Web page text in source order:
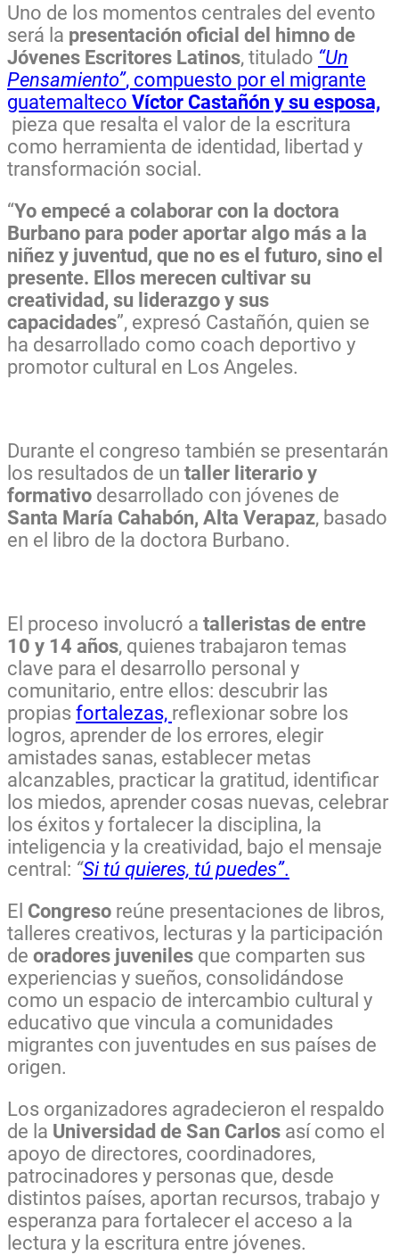
Uno de los momentos centrales del evento
será la presentación oficial del himno de
Jóvenes Escritores Latinos, titulado “Un
Pensamiento”, compuesto por el migrante
guatemalteco Víctor Castañón y su esposa,
pieza que resalta el valor de la escritura
como herramienta de identidad, libertad y
transformación social.
“Yo empecé a colaborar con la doctora
Burbano para poder aportar algo más a la
niñez y juventud, que no es el futuro, sino el
presente. Ellos merecen cultivar su
creatividad, su liderazgo y sus
capacidades”, expresó Castañón, quien se
ha desarrollado como coach deportivo y
promotor cultural en Los Angeles.
Durante el congreso también se presentarán
los resultados de un taller literario y
formativo desarrollado con jóvenes de
Santa María Cahabón, Alta Verapaz, basado
en el libro de la doctora Burbano.
El proceso involucró a talleristas de entre
10 y 14 años, quienes trabajaron temas
clave para el desarrollo personal y
comunitario, entre ellos: descubrir las
propias fortalezas, reflexionar sobre los
logros, aprender de los errores, elegir
amistades sanas, establecer metas
alcanzables, practicar la gratitud, identificar
los miedos, aprender cosas nuevas, celebrar
los éxitos y fortalecer la disciplina, la
inteligencia y la creatividad, bajo el mensaje
central: “Si tú quieres, tú puedes”.
El Congreso reúne presentaciones de libros,
talleres creativos, lecturas y la participación
de oradores juveniles que comparten sus
experiencias y sueños, consolidándose
como un espacio de intercambio cultural y
educativo que vincula a comunidades
migrantes con juventudes en sus países de
origen.
Los organizadores agradecieron el respaldo
de la Universidad de San Carlos así como el
apoyo de directores, coordinadores,
patrocinadores y personas que, desde
distintos países, aportan recursos, trabajo y
esperanza para fortalecer el acceso a la
lectura y la escritura entre jóvenes.